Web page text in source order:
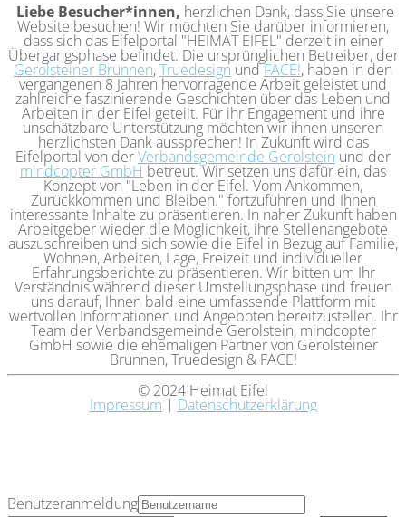
Liebe Besucher*innen, herzlichen Dank, dass Sie unsere
Website besuchen! Wir möchten Sie darüber informieren,
dass sich das Eifelportal "HEIMAT EIFEL" derzeit in einer
Übergangsphase befindet. Die ursprünglichen Betreiber, der
Gerolsteiner Brunnen,Truedesign undFACE!, haben in den
vergangenen 8 Jahren hervorragende Arbeit geleistet und
zahlreiche faszinierende Geschichten über das Leben und
Arbeiten in der Eifel geteilt. Für ihr Engagement und ihre
unschätzbare Unterstützung möchten wir ihnen unseren
herzlichsten Dank aussprechen! In Zukunft wird das
Eifelportal von derVerbandsgemeinde Gerolstein und der
mindcopter GmbHbetreut. Wir setzen uns dafür ein, das
Konzept von "Leben in der Eifel. Vom Ankommen,
Zurückkommen und Bleiben." fortzuführen und Ihnen
interessante Inhalte zu präsentieren. In naher Zukunft haben
Arbeitgeber wieder die Möglichkeit, ihre Stellenangebote
auszuschreiben und sich sowie die Eifel in Bezug auf Familie,
Wohnen, Arbeiten, Lage, Freizeit und individueller
Erfahrungsberichte zu präsentieren. Wir bitten um Ihr
Verständnis während dieser Umstellungsphase und freuen
uns darauf, Ihnen bald eine umfassende Plattform mit
wertvollen Informationen und Angeboten bereitzustellen. Ihr
Team der Verbandsgemeinde Gerolstein, mindcopter
GmbH sowie die ehemaligen Partner von Gerolsteiner
Brunnen, Truedesign & FACE!
© 2024 Heimat Eifel
Impressum | Datenschutzerklärung
Benutzeranmeldung